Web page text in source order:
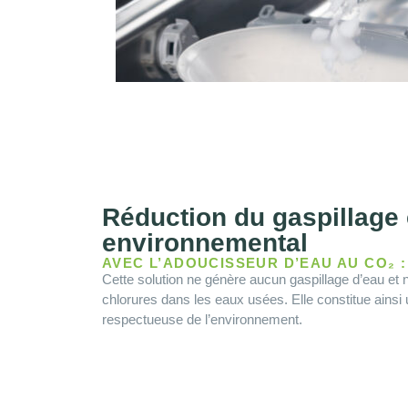
Réduction du gaspillage
environnemental
AVEC L’ADOUCISSEUR D’EAU AU CO₂ :
Cette solution ne génère aucun gaspillage d’eau et
chlorures dans les eaux usées. Elle constitue ainsi
respectueuse de l’environnement.